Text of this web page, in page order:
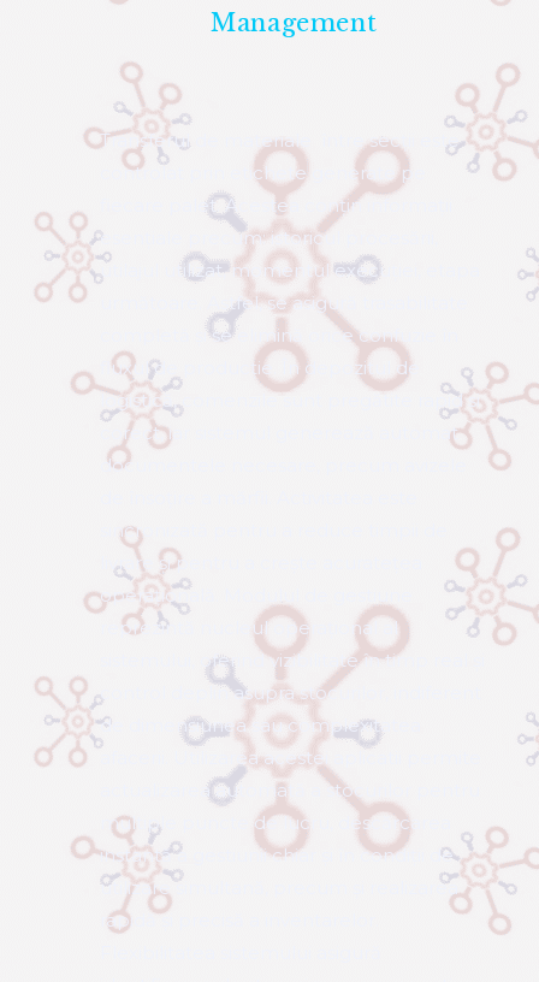
Detalii Hardware &
Management
Transferul de materiale între secții este
controlat prin etichete generate pe
fiecare palet. Acestea conțin informații
esențiale precum: istoricul procesării,
utilajul utilizat, momentul execuției, etapa
completă și se elimină orice confuzie în
fluxul de producție. În depozitul de
logistică, comenzile sunt pregătite rapid și
corect, iar sistemul generează automat
documentele necesare, precum avizele
de însoțire a mărfii. Activitatea este
sincronizată pentru a reduce timpii de
livrare și pentru a crește acuratețea
operațională. Modulul de gestiune
reprezintă nucleul operațional al
sistemului, oferind vizibilitate în timp real și
control deplin asupra stocurilor, indiferent
de dimensiunea sau complexitatea